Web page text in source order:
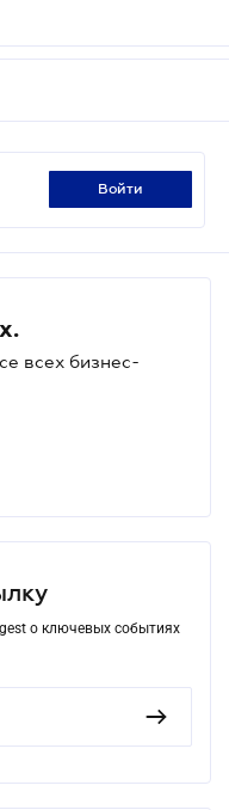
войти
всех бизнес-
о ключевых событиях